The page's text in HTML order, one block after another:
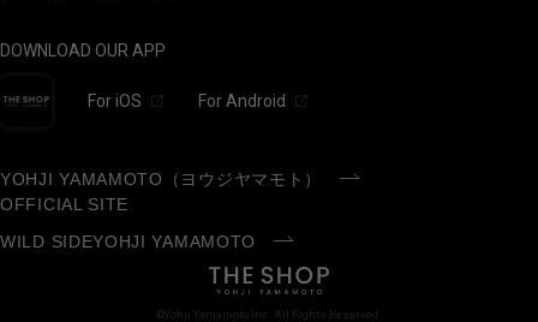
DOWNLOAD OUR APP
For iOS For Android
YOHJI YAMAMOTO（ヨウジヤマモト）
OFFICIAL SITE
WILD SIDEYOHJI YAMAMOTO
©Yohji Yamamoto Inc. All Rights Reserved.